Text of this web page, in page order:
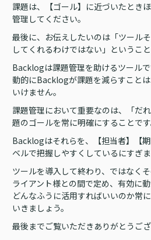
課題は、【ゴール】に近づいたとき
管理してください。
最後に、お伝えしたいのは「ツール
してくれるわけではない」ということ
Backlogは課題管理を助けるツール
動的にBacklogが課題を減らすこと
いけません。
課題管理において重要なのは、「だ
題のゴールを常に明確にすることです
Backlogはそれらを、【担当者】【
ベルで把握しやすくしているにすぎま
ツールを導入して終わり、ではなく
ライアント様との間で定め、有効に
どんなふうに活用すればいいのか常
いきましょう。
最後までご覧いただきありがとうござ